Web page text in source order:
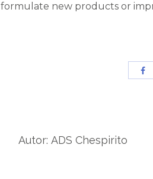
formulate new products or
Autor: ADS Chespirito